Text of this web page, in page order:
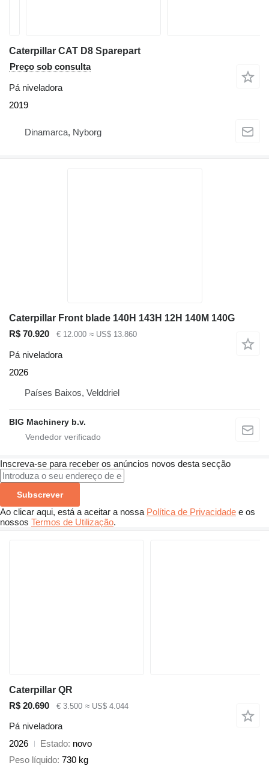
Caterpillar CAT D8 Sparepart
Preço sob consulta
Pá niveladora
2019
Dinamarca, Nyborg
Caterpillar Front blade 140H 143H 12H 140M 140G
R$ 70.920
€ 12.000 ≈ US$ 13.860
Pá niveladora
2026
Países Baixos, Velddriel
BIG Machinery b.v.
Inscreva-se para receber os anúncios novos desta secção
Subscrever
Ao clicar aqui, está a aceitar a nossa Política de Privacidade e os
nossos Termos de Utilização.
Caterpillar QR
R$ 20.690
€ 3.500 ≈ US$ 4.044
Pá niveladora
2026
Estado novo
Peso líquido 730 kg